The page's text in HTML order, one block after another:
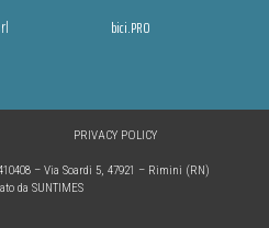
bici.PRO
– Via Soardi 5, 47921 – Rimini (RN)
da SUNTIMES
PRIVACY POLICY